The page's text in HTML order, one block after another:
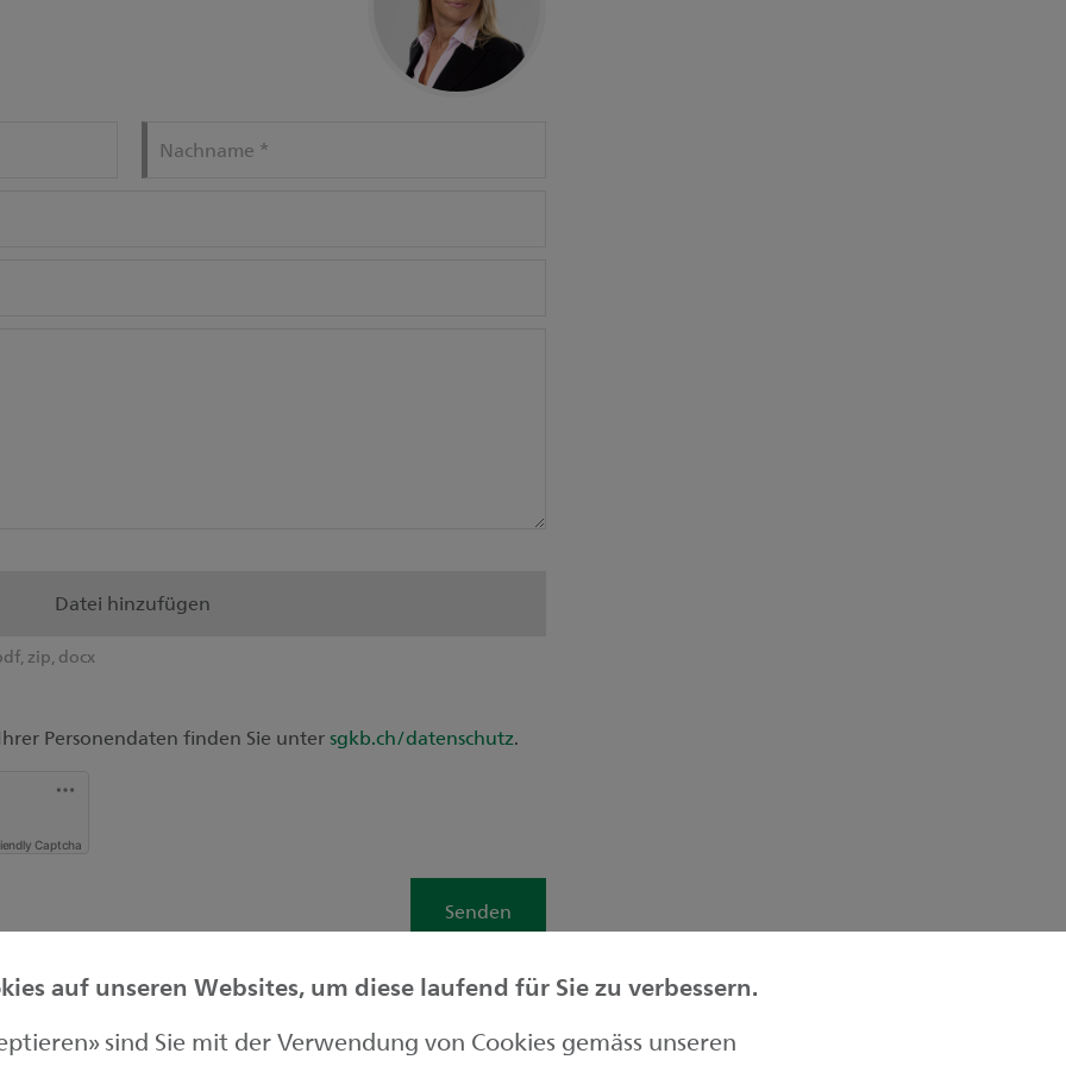
Nachname *
Datei hinzufügen
zip, docx
Personendaten finden Sie untersgkb.ch/datenschutz.
Captcha
Senden
auf unseren Websites, um diese laufend für Sie zu verbessern.
sind Sie mit der Verwendung von Cookies gemäss unseren